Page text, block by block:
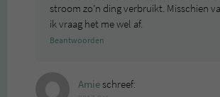
stroom zo’n ding verbruikt. Misschien
ik vraag het me wel af.
Beantwoorden
Amieschreef: